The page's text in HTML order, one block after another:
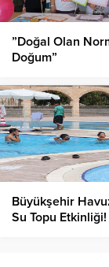
”Doğal Olan
Doğum”
Büyükşehir
Su Topu Etkinliği!